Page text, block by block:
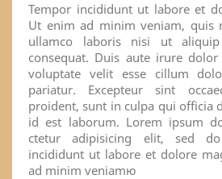
Tempor incididunt ut labore et
Ut enim ad minim veniam, quis
ullamco laboris nisi ut
consequat. Duis aute irure
voluptate velit esse cillum
pariatur. Excepteur sint
proident, sunt in culpa qui officia
id est laborum. Lorem ipsum
ctetur adipisicing elit, sed
incididunt ut labore et dolore
ad minim veniamю